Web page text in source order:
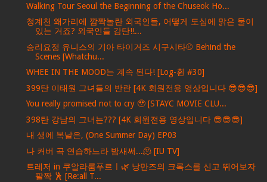
Walking Tour Seoul the Beginning of the Chuseok Ho...
청계천 왜가리에 깜짝놀란 외국인들, 어떻게 도심에 맑은 물이
있는 거죠? 외국인들 감탄!!...
승리요정 유니스의 기아 타이거즈 시구시타⚾ Behind the
Scenes [Whatchu...
WHEE IN THE MOOD는 계속 된다! [Log-휜 #30]
399탄 이태원 그녀들의 반란 [4K 회원전용 영상입니다 😎😎😎]
You really promised not to cry 🥹 [STAYC MOVIE CLU...
398탄 강남의 그녀는??? [4K 회원전용 영상입니다 😎😎😎]
내 생에 복날은, (One Summer Day) EP03
나 커버 곡 연습하느라 밤새써...🫠 [IU TV]
트레저 in 쿠알라룸푸르ㅣ🌿 낭만즈의 크록스를 신고 뛰어보자
팔짝 🕺 [Re:all T...